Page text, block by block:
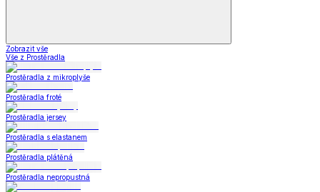
Zobrazit vše
Vše z Prostěradla
Prostěradla z mikroplyše
Prostěradla froté
Prostěradla jersey
Prostěradla s elastanem
Prostěradla plátěná
Prostěradla nepropustná